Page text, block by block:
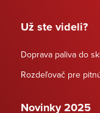
Už ste videli?
Doprava paliva do
Rozdeľovač pre
Novinky 2025